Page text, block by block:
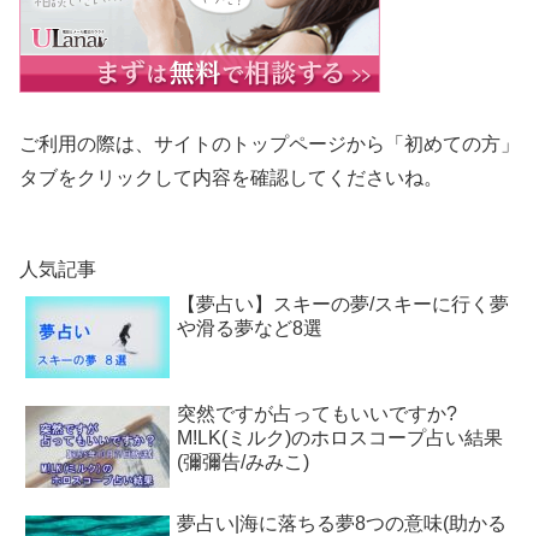
ご利用の際は、サイトのトップページから「初めての方」
タブをクリックして内容を確認してくださいね。
人気記事
【夢占い】スキーの夢/スキーに行く夢
や滑る夢など8選
突然ですが占ってもいいですか?
M!LK(ミルク)のホロスコープ占い結果
(彌彌告/みみこ)
夢占い|海に落ちる夢8つの意味(助かる